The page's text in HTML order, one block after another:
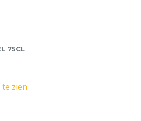
75CL
zien
Label 75cl Rood aantal